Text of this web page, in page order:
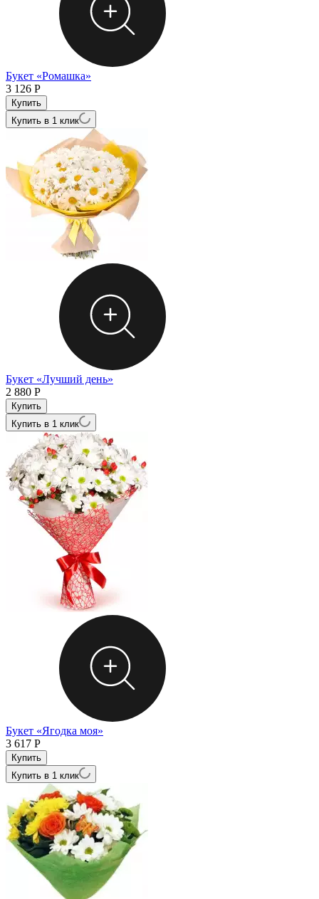
Букет «Ромашка»
3 126 Р
Купить в 1 клик
Букет «Лучший день»
2 880 Р
Купить в 1 клик
Букет «Ягодка моя»
3 617 Р
Купить в 1 клик